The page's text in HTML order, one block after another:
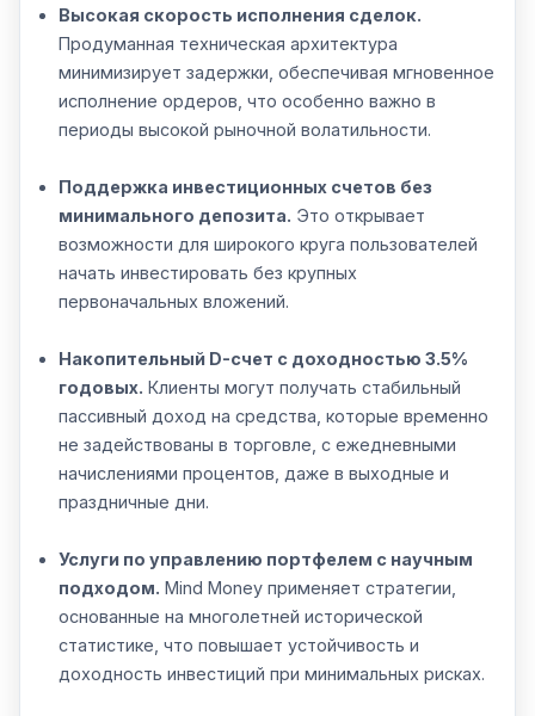
Высокая скорость исполнения сделок.
Продуманная техническая архитектура
минимизирует задержки, обеспечивая мгновенное
исполнение ордеров, что особенно важно в
периоды высокой рыночной волатильности.
Поддержка инвестиционных счетов без
минимального депозита. Это открывает
возможности для широкого круга пользователей
начать инвестировать без крупных
первоначальных вложений.
Накопительный D-счет с доходностью 3.5%
годовых. Клиенты могут получать стабильный
пассивный доход на средства, которые временно
не задействованы в торговле, с ежедневными
начислениями процентов, даже в выходные и
праздничные дни.
Услуги по управлению портфелем с научным
подходом. Mind Money применяет стратегии,
основанные на многолетней исторической
статистике, что повышает устойчивость и
доходность инвестиций при минимальных рисках.